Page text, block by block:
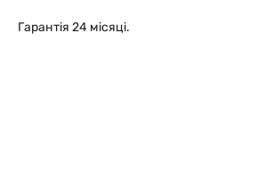
Гарантія 24 місяці.